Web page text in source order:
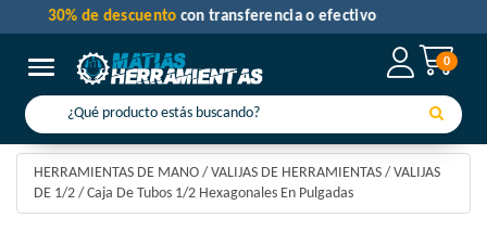
0
Toggle navigation
30% de descuentocon transferencia o efectivo
HERRAMIENTAS DE MANO / VALIJAS DE HERRAMIENTAS / VALIJAS
DE 1/2 / Caja De Tubos 1/2 Hexagonales En Pulgadas